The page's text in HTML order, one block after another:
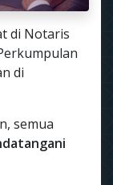
di Notaris
di
semua